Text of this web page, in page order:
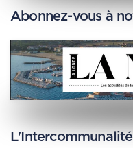
Abonnez-vous à
L'Intercommunalité